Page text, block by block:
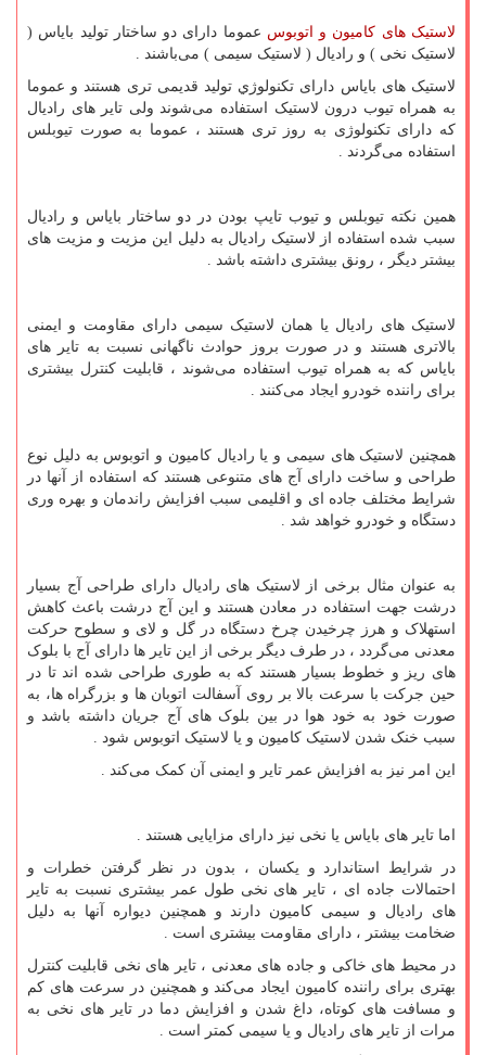
لاستیک های کامیون و اتوبوس عموما دارای دو ساختار تولید بایاس (
لاستیک نخی ) و رادیال ( لاستیک سیمی ) می‌باشند .
لاستیک های بایاس دارای تکنولوژي تولید قدیمی تری هستند و عموما
به همراه تیوب درون لاستیک استفاده می‌شوند ولی تایر های رادیال
که دارای تکنولوژی به روز تری هستند ، عموما به صورت تیوبلس
استفاده می‌گردند .
همین نکته تیوبلس و تیوب تایپ بودن در دو ساختار بایاس و رادیال
سبب شده استفاده از لاستیک رادیال به دلیل این مزیت و مزیت های
بیشتر دیگر ، رونق بیشتری داشته باشد .
لاستیک های رادیال یا همان لاستیک سیمی دارای مقاومت و ایمنی
بالاتری هستند و در صورت بروز حوادث ناگهانی نسبت به تایر های
بایاس که به همراه تیوب استفاده می‌شوند ، قابلیت کنترل بیشتری
برای راننده خودرو ایجاد می‌کنند .
همچنین لاستیک های سیمی و یا رادیال کامیون و اتوبوس به دلیل نوع
طراحی و ساخت دارای آج های متنوعی هستند که استفاده از آنها در
شرایط مختلف جاده ای و اقلیمی سبب افزایش راندمان و بهره وری
دستگاه و خودرو خواهد شد .
به عنوان مثال برخی از لاستیک های رادیال دارای طراحی آج بسیار
درشت جهت استفاده در معادن هستند و این آج درشت باعث کاهش
استهلاک و هرز چرخیدن چرخ دستگاه در گل و لای و سطوح حرکت
معدنی می‌گردد ، در طرف دیگر برخی از این تایر ها دارای آج با بلوک
های ریز و خطوط بسیار هستند که به طوری طراحی شده اند تا در
حین جرکت با سرعت بالا بر روی آسفالت اتوبان ها و بزرگراه ها، به
صورت خود به خود هوا در بین بلوک های آج جریان داشته باشد و
سبب خنک شدن لاستیک کامیون و یا لاستیک اتوبوس شود .
این امر نیز به افزایش عمر تایر و ایمنی آن کمک می‌کند .
اما تایر های بایاس یا نخی نیز دارای مزایایی هستند .
در شرایط استاندارد و یکسان ، بدون در نظر گرفتن خطرات و
احتمالات جاده ای ، تایر های نخی طول عمر بیشتری نسبت به تایر
های رادیال و سیمی کامیون دارند و همچنین دیواره آنها به دلیل
ضخامت بیشتر ، دارای مقاومت بیشتری است .
در محیط های خاکی و جاده های معدنی ، تایر های نخی قابلیت کنترل
بهتری برای راننده کامیون ایجاد می‌کند و همچنین در سرعت های کم
و مسافت های کوتاه، داغ شدن و افزایش دما در تایر های نخی به
مرات از تایر های رادیال و یا سیمی کمتر است .